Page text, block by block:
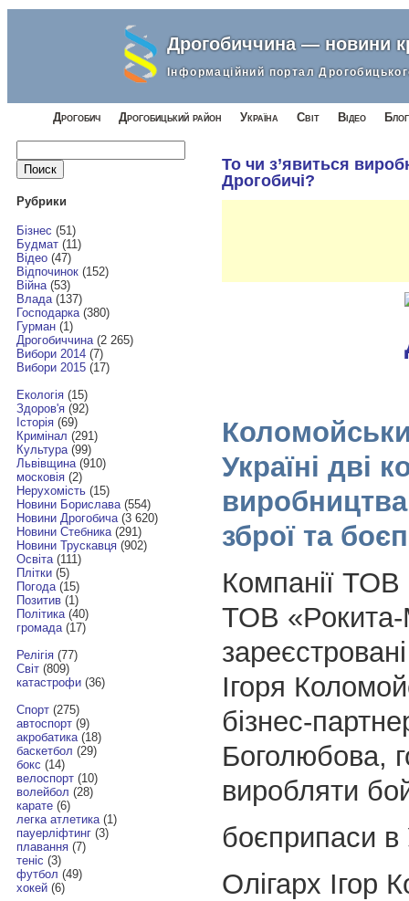
Дрогобиччина — новини
Інформаційний портал
Дрогобич Дрогобицький район Україна Світ Відео
Найти:
Рубрики
Бізнес (51)
Будмат(11)
Відео(47)
Відпочинок(152)
Війна(53)
Влада(137)
Господарка(380)
Гурман(1)
Дрогобиччина(2 265)
Вибори 2014(7)
Вибори 2015(17)
Екологія(15)
Здоров'я(92)
Історія(69)
Кримінал (291)
Культура(99)
Львівщина(910)
московія(2)
Нерухомість(15)
Новини Борислава(554)
Новини Дрогобича(3 620)
Новини Стебника(291)
Новини Трускавця(902)
Освіта(111)
Плітки(5)
Погода(15)
Позитив(1)
Політика(40)
громада(17)
Релігія(77)
Світ(809)
катастрофи(36)
Спорт(275)
автоспорт(9)
акробатика(18)
баскетбол (29)
бокс (14)
велоспорт(10)
волейбол (28)
карате(6)
легка атлетика(1)
пауерліфтинг(3)
плавання(7)
теніс (3)
футбол (49)
хокей(6)
То чи з’явиться
Дрогобичі?
Україні дві
зброї та
Компанії ТОВ
ТОВ
Ігоря
бізнес-
Боголюбова,
виробляти
боєприпаси в
Олігарх Ігор